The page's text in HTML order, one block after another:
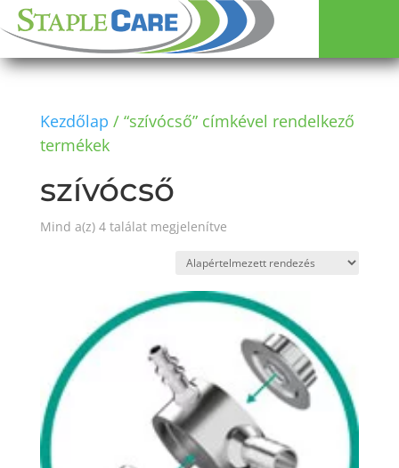
Kezdőlap / “szívócső” címkével rendelkező
termékek
szívócső
Mind a(z) 4 találat megjelenítve